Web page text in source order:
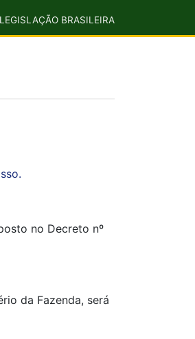
BRASILEIRA
no Decreto nº
da Fazenda, será